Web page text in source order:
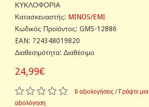
ΚΥΚΛΟΦΟΡΙΑ
Κατασκευαστής: MINOS/EMI
Κωδικός Προϊόντος: GMS-12886
EAN: 724348019820
Διαθεσιμότητα: Διαθέσιμο
24,99€
0 αξιολογήσεις / Γράψτε μια
αξιολόγηση